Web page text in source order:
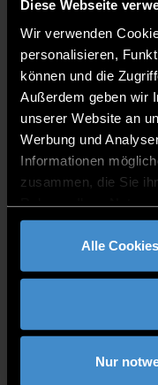
Diese Webseite
Wir verwenden
personalisieren,
können und die
Außerdem geben wir
unserer Website an
Werbung und
Informationen
zusammen, die Sie
Alle
Nur
Netzwerk kann als
Anlaufstelle für
ebenso ein Forum
ausgetauscht
außerdem dazu
anzustreben. Es ist
der Professorinnen
Lehrpersonals zu
Gleichstellung von
Kunst
und
Veranstaltungen
Beauftragten
in